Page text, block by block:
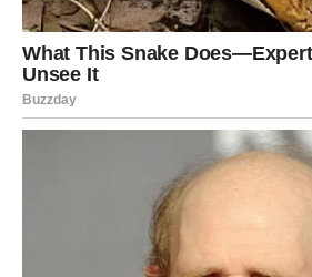
Zvijezde vam donose neočekivan
Neko bi mogao probuditi osjećaje
Sudbina vam
iznenađenje
Pred vama su veoma uzbudljivi